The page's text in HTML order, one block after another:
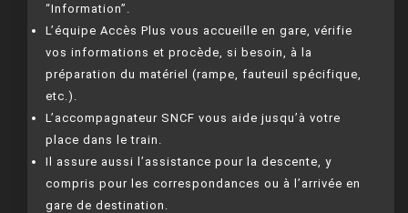
“Information”.
L’équipe Accès Plus vous accueille en gare, vérifie
vos informations et procède, si besoin, à la
préparation du matériel (rampe, fauteuil spécifique,
etc.).
L’accompagnateur SNCF vous aide jusqu’à votre
place dans le train.
Il assure aussi l’assistance pour la descente, y
compris pour les correspondances ou à l’arrivée en
gare de destination.